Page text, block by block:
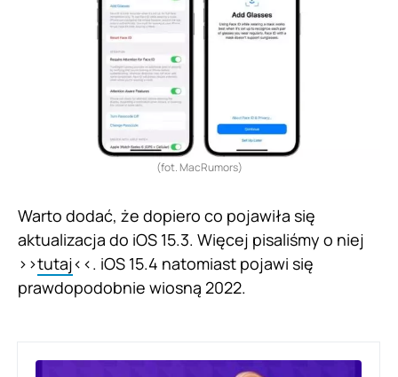
(fot. MacRumors)
Warto dodać, że dopiero co pojawiła się
aktualizacja do iOS 15.3. Więcej pisaliśmy o niej
>>tutaj<<. iOS 15.4 natomiast pojawi się
prawdopodobnie wiosną 2022.